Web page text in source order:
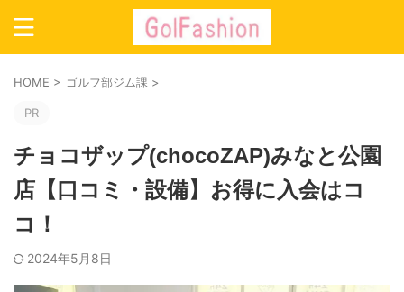
HOME > ゴルフ部ジム課 >
PR
チョコザップ(chocoZAP)みなと公園
店【口コミ・設備】お得に入会はコ
コ！
2024年5月8日